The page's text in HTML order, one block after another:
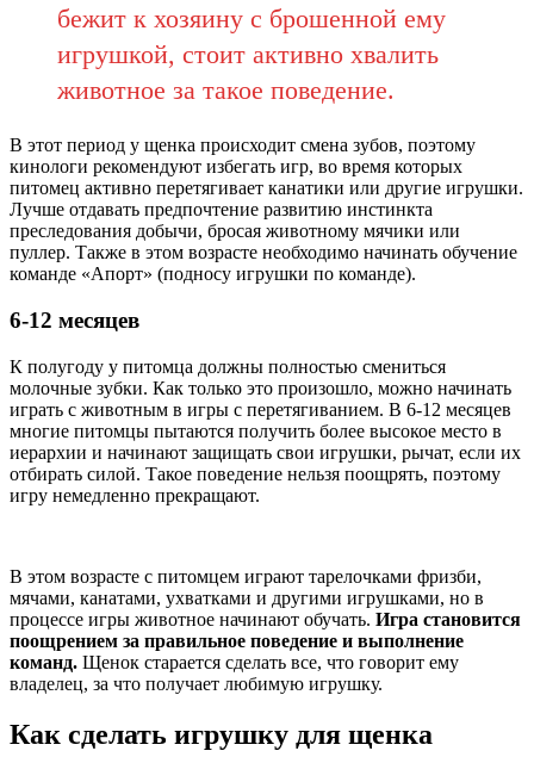
бежит к хозяину с брошенной ему
игрушкой, стоит активно хвалить
животное за такое поведение.
В этот период у щенка происходит смена зубов, поэтому
кинологи рекомендуют избегать игр, во время которых
питомец активно перетягивает канатики или другие игрушки.
Лучше отдавать предпочтение развитию инстинкта
преследования добычи, бросая животному мячики или
пуллер. Также в этом возрасте необходимо начинать обучение
команде «Апорт» (подносу игрушки по команде).
6-12 месяцев
К полугоду у питомца должны полностью смениться
молочные зубки. Как только это произошло, можно начинать
играть с животным в игры с перетягиванием. В 6-12 месяцев
многие питомцы пытаются получить более высокое место в
иерархии и начинают защищать свои игрушки, рычат, если их
отбирать силой. Такое поведение нельзя поощрять, поэтому
игру немедленно прекращают.
В этом возрасте с питомцем играют тарелочками фризби,
мячами, канатами, ухватками и другими игрушками, но в
процессе игры животное начинают обучать. Игра становится
поощрением за правильное поведение и выполнение
команд. Щенок старается сделать все, что говорит ему
владелец, за что получает любимую игрушку.
Как сделать игрушку для щенка